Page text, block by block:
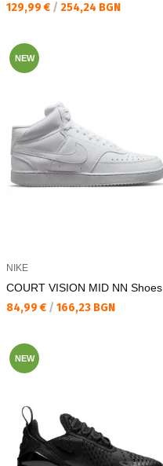
Текуща цена:
129,99 € / 254,24 BGN
NEW
NIKE
COURT VISION MID NN Shoes
Текуща цена:
84,99 € / 166,23 BGN
NEW